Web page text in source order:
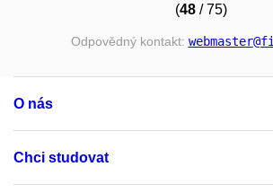
(48 / 75)
Odpovědný kontakt: webmaster@fi
O nás
Chci studovat